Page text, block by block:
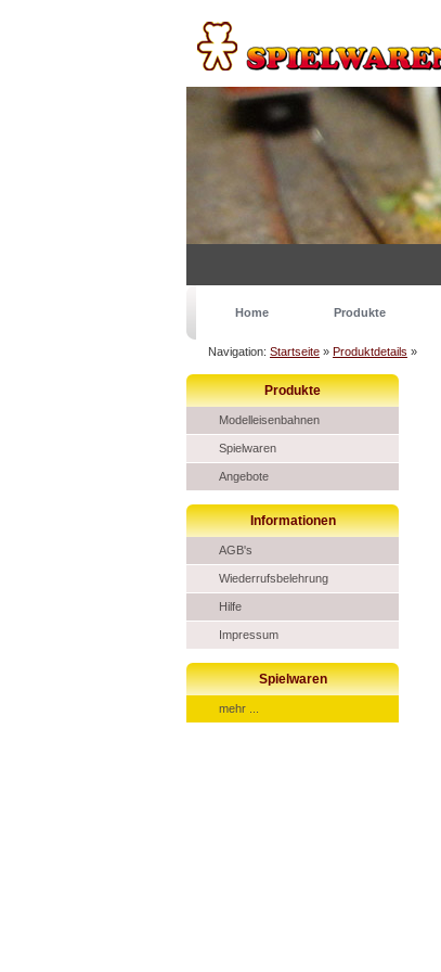
Home Produkte
Navigation: Startseite » Produktdetails »
Produkte
Modelleisenbahnen
Spielwaren
Angebote
Informationen
AGB's
Wiederrufsbelehrung
Hilfe
Impressum
Spielwaren
mehr ...